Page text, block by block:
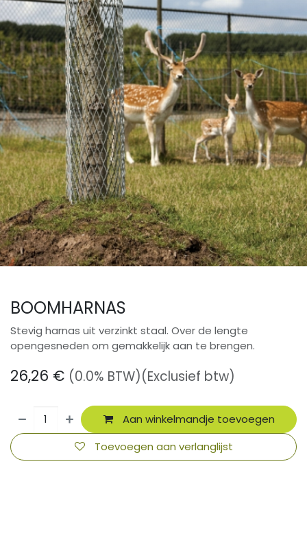
BOOMHARNAS
Stevig harnas uit verzinkt staal. Over de lengte
opengesneden om gemakkelijk aan te brengen.
26,26 € (0.0% BTW)(Exclusief btw)
Aan winkelmandje toevoegen
Toevoegen aan verlanglijst